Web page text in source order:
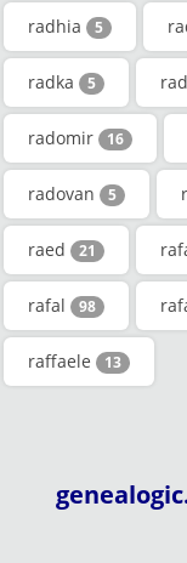
radhia 5
radka 5
radomir 16
radovan 5
raed 21
rafal 98
raffaele 13